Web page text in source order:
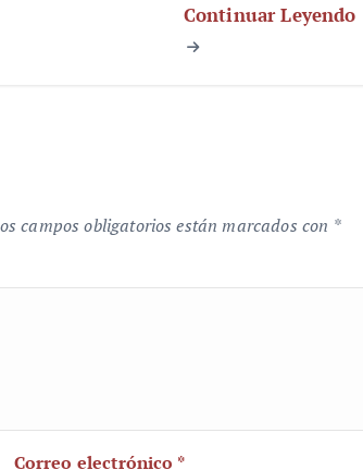
Continuar Leyendo
campos obligatorios están marcados con *
Correo electrónico *